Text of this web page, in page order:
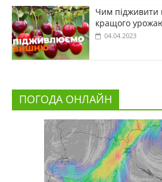
Чим
кращого
04.04.2023
ПОГОДА ОНЛАЙН